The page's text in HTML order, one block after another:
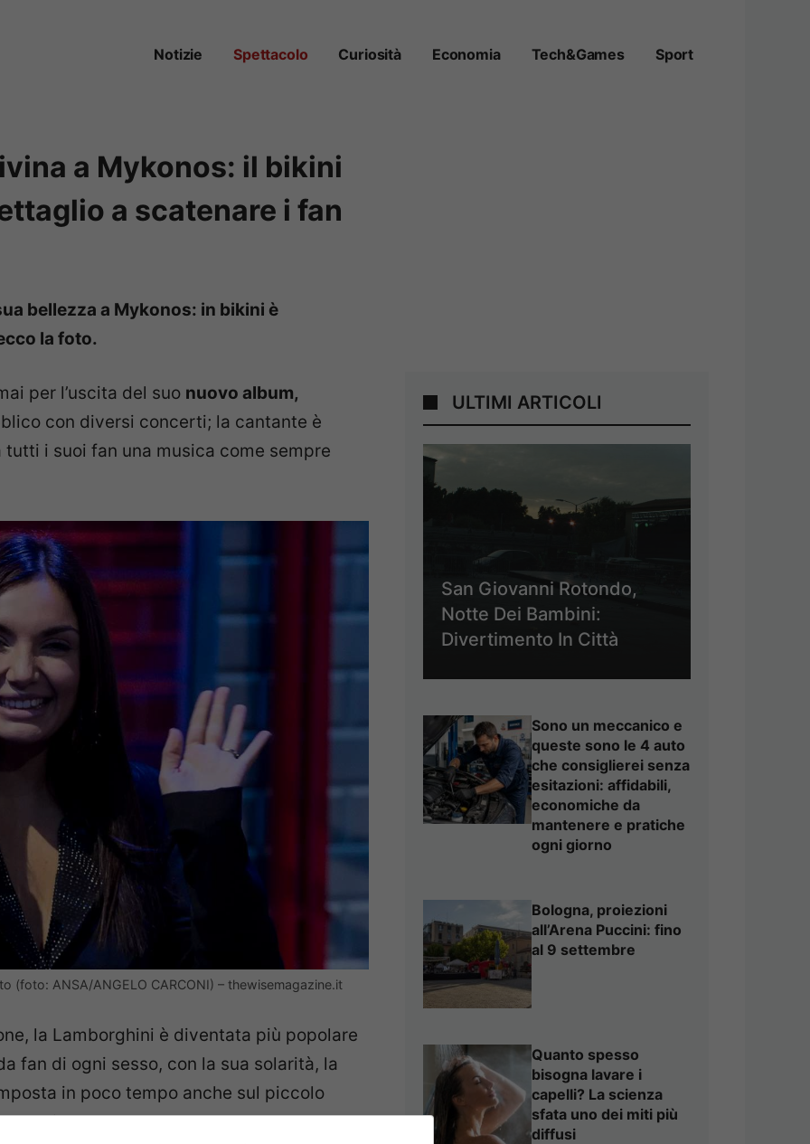
Notizie Spettacolo Curiosità Economia Tech&Games Sport
a Mykonos: il bikini
a scatenare i fan
bellezza a Mykonos: in bikini è
la foto.
per l’uscita del suo nuovo album,
con diversi concerti; la cantante è
i suoi fan una musica come sempre
(foto: ANSA/ANGELO CARCONI) – thewisemagazine.it
la Lamborghini è diventata più popolare
fan di ogni sesso, con la sua solarità, la
in poco tempo anche sul piccolo
ULTIMI ARTICOLI
San Giovanni Rotondo,
Notte Dei Bambini:
Divertimento In Città
Sono un meccanico e
queste sono le 4 auto
che consiglierei senza
esitazioni: affidabili,
economiche da
mantenere e pratiche
ogni giorno
Bologna, proiezioni
all’Arena Puccini: fino
al 9 settembre
Quanto spesso
bisogna lavare i
capelli? La scienza
sfata uno dei miti più
diffusi